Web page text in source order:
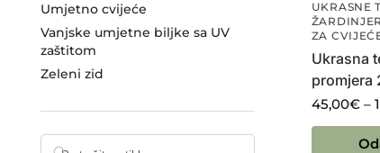
UKRASNE
ZA
Ukrasna
promjera
45,00€ –
Umjetno cvijeće
Vanjske umjetne biljke sa UV
zaštitom
Zeleni zid